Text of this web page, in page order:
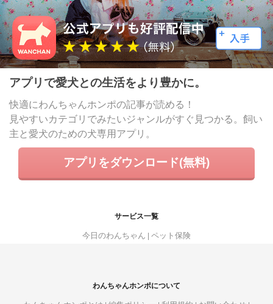
アプリで愛犬との生活をより豊かに。
快適にわんちゃんホンポの記事が読める！
見やすいカテゴリでみたいジャンルがすぐ見つかる。飼い
主と愛犬のための犬専用アプリ。
アプリをダウンロード(無料)
サービス一覧
今日のわんちゃん ペット保険
わんちゃんホンポについて